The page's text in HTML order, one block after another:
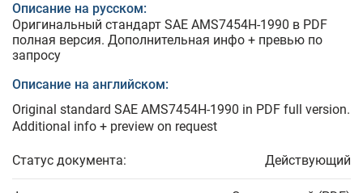
Описание на русском:
Оригинальный стандарт SAE AMS7454H-1990 в PDF
полная версия. Дополнительная инфо + превью по
запросу
Описание на английском:
Original standard SAE AMS7454H-1990 in PDF full version.
Additional info + preview on request
Статус документа: Действующий